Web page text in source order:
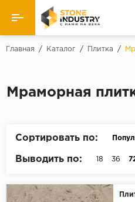
Назад
Плитка
Главная / Каталог / Плитка /
Мраморная
Сортировать по:
Выводить по: 18 36